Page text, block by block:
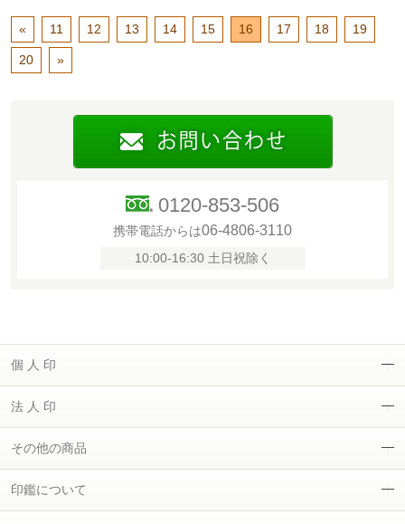
« 11 12 13 14 15 16 17 18 19
20 »
0120-853-506
携帯電話からは06-4806-3110
10:00-16:30 土日祝除く
個 人 印
法 人 印
その他の商品
印鑑について